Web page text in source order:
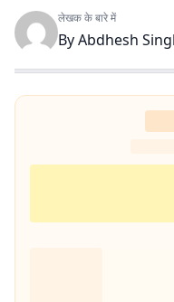
लेखक के बारे में
ByAbdhesh